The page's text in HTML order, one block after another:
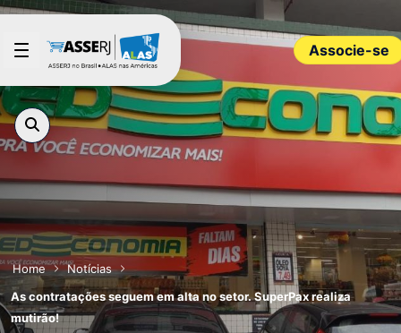
Pular para o Conteúdo principal
Associe-se
Home
Notícias
As contratações seguem em alta no setor. SuperPax realiza
mutirão!